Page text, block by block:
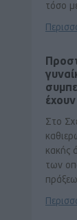
τόσο
Στο
κακής
των